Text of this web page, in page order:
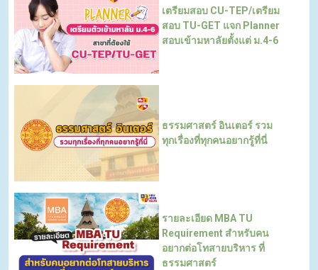
เตรียมสอบ CU-TEP/เตรียม
สอบ TU-GET แจก Planner
สอบเข้ามหาลัยตั้งแต่ ม.4-6
ธรรมศาสตร์ อินเตอร์ รวม
ทุกเรื่องที่ทุกคนอยากรู้ที่นี่
รายละเอียด MBA TU
Requirement สำหรับคน
อยากต่อโทสายบริหาร ที่
ธรรมศาสตร์